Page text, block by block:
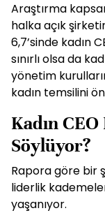
Araştırma
halka açık
6,7’sinde kadın
sınırlı olsa da
yönetim
kadın temsilini
Kadın
Söylüyor?
Rapora göre bir
liderlik
yaşanıyor.